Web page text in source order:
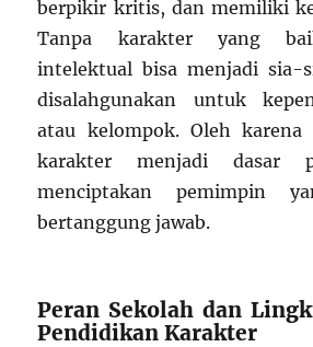
berpikir kritis, dan memiliki
Tanpa karakter yang
intelektual bisa menjadi sia-
disalahgunakan untuk
atau kelompok. Oleh
karakter menjadi dasar
menciptakan pemimpin
bertanggung jawab.
Peran Sekolah dan
Pendidikan Karakter